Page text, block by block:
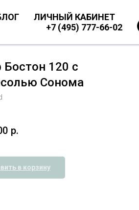
ЛИЧНЫЙ КАБИНЕТ
+7 (495) 777-66-02
120 с
Сонома
р.
в корзину